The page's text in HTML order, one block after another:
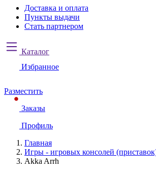
Доставка и оплата
Пункты выдачи
Стать партнером
Каталог
Избранное
Разместить
Заказы
Профиль
Главная
Игры - игровых консолей
Akka Arrh